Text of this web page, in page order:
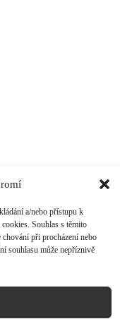
a/nebo přístupu k
Souhlas s těmito
při procházení nebo
souhlasu může nepříznivě